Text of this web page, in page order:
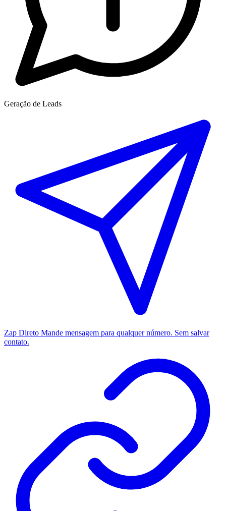
Geração de Leads
Zap Direto Mande mensagem para qualquer número. Sem salvar
contato.